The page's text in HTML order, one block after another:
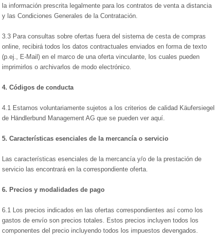
la información prescrita legalmente para los contratos de venta a distancia
y las Condiciones Generales de la Contratación.
3.3 Para consultas sobre ofertas fuera del sistema de cesta de compras
online, recibirá todos los datos contractuales enviados en forma de texto
(p.ej., E-Mail) en el marco de una oferta vinculante, los cuales pueden
imprimirlos o archivarlos de modo electrónico.
4.Códigos de conducta
4.1 Estamos voluntariamente sujetos a los criterios de calidad Käufersiegel
de Händlerbund Management AG que se pueden veraquí.
5.Características esenciales de la mercancía o servicio
Las características esenciales de la mercancía y/o de la prestación de
servicio las encontrará en la correspondiente oferta.
6. Precios y modalidades de pago
6.1 Los precios indicados en las ofertas correspondientes así como los
gastos de envío son precios totales. Estos precios incluyen todos los
componentes del precio incluyendo todos los impuestos devengados.